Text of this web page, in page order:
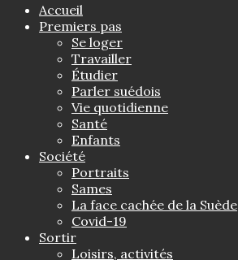
Accueil
Premiers pas
Se loger
Travailler
Étudier
Parler suédois
Vie quotidienne
Santé
Enfants
Société
Portraits
Sames
La face cachée de la Suède
Covid-19
Sortir
Loisirs, activités